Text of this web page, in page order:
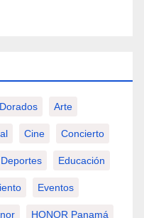
Arte
Cine Concierto
Deportes Educación
Eventos
HONOR Panamá